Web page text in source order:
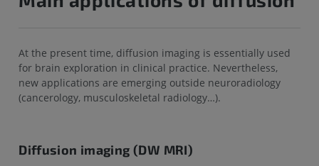
At the present time, diffusion imaging is essentially used
for brain exploration in clinical practice. Nevertheless,
new applications are emerging outside neuroradiology
(cancerology, musculoskeletal radiology…).
Diffusion imaging (DW MRI)